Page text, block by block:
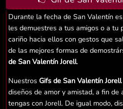
Durante la fecha de San Valentín
les demuestres a tus amigos o a tu
cariño hacia ellos con gestos que
de las mejores formas de
de San Valentín Jorell.
Nuestros Gifs de San Valentín Jorell
diseños de amor y amistad, a fin
tengas con Jorell. De igual modo,